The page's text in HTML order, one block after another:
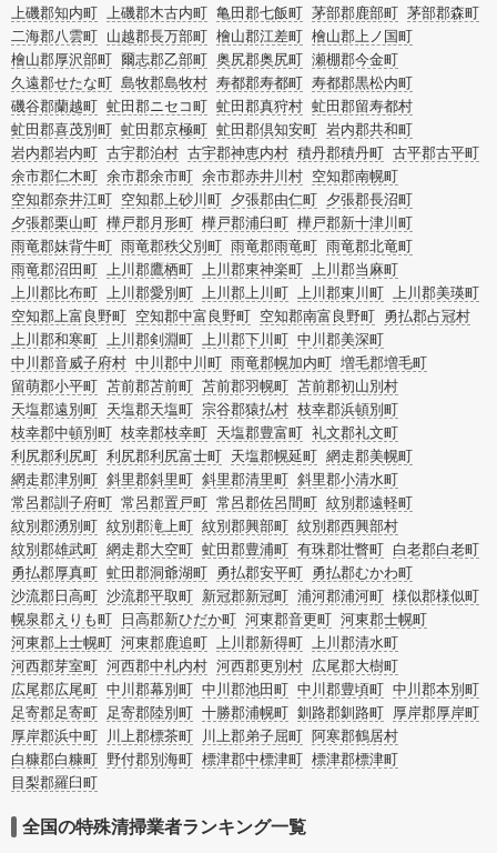
上磯郡知内町 上磯郡木古内町 亀田郡七飯町 茅部郡鹿部町 茅部郡森町
二海郡八雲町 山越郡長万部町 檜山郡江差町 檜山郡上ノ国町
檜山郡厚沢部町 爾志郡乙部町 奥尻郡奥尻町 瀬棚郡今金町
久遠郡せたな町 島牧郡島牧村 寿都郡寿都町 寿都郡黒松内町
磯谷郡蘭越町 虻田郡ニセコ町 虻田郡真狩村 虻田郡留寿都村
虻田郡喜茂別町 虻田郡京極町 虻田郡倶知安町 岩内郡共和町
岩内郡岩内町 古宇郡泊村 古宇郡神恵内村 積丹郡積丹町 古平郡古平町
余市郡仁木町 余市郡余市町 余市郡赤井川村 空知郡南幌町
空知郡奈井江町 空知郡上砂川町 夕張郡由仁町 夕張郡長沼町
夕張郡栗山町 樺戸郡月形町 樺戸郡浦臼町 樺戸郡新十津川町
雨竜郡妹背牛町 雨竜郡秩父別町 雨竜郡雨竜町 雨竜郡北竜町
雨竜郡沼田町 上川郡鷹栖町 上川郡東神楽町 上川郡当麻町
上川郡比布町 上川郡愛別町 上川郡上川町 上川郡東川町 上川郡美瑛町
空知郡上富良野町 空知郡中富良野町 空知郡南富良野町 勇払郡占冠村
上川郡和寒町 上川郡剣淵町 上川郡下川町 中川郡美深町
中川郡音威子府村 中川郡中川町 雨竜郡幌加内町 増毛郡増毛町
留萌郡小平町 苫前郡苫前町 苫前郡羽幌町 苫前郡初山別村
天塩郡遠別町 天塩郡天塩町 宗谷郡猿払村 枝幸郡浜頓別町
枝幸郡中頓別町 枝幸郡枝幸町 天塩郡豊富町 礼文郡礼文町
利尻郡利尻町 利尻郡利尻富士町 天塩郡幌延町 網走郡美幌町
網走郡津別町 斜里郡斜里町 斜里郡清里町 斜里郡小清水町
常呂郡訓子府町 常呂郡置戸町 常呂郡佐呂間町 紋別郡遠軽町
紋別郡湧別町 紋別郡滝上町 紋別郡興部町 紋別郡西興部村
紋別郡雄武町 網走郡大空町 虻田郡豊浦町 有珠郡壮瞥町 白老郡白老町
勇払郡厚真町 虻田郡洞爺湖町 勇払郡安平町 勇払郡むかわ町
沙流郡日高町 沙流郡平取町 新冠郡新冠町 浦河郡浦河町 様似郡様似町
幌泉郡えりも町
日高郡新ひだか町 河東郡音更町 河東郡士幌町
河東郡上士幌町 河東郡鹿追町 上川郡新得町 上川郡清水町
河西郡芽室町 河西郡中札内村 河西郡更別村 広尾郡大樹町
広尾郡広尾町 中川郡幕別町 中川郡池田町 中川郡豊頃町 中川郡本別町
足寄郡足寄町 足寄郡陸別町 十勝郡浦幌町 釧路郡釧路町 厚岸郡厚岸町
厚岸郡浜中町
川上郡標茶町 川上郡弟子屈町 阿寒郡鶴居村
白糠郡白糠町 野付郡別海町 標津郡中標津町 標津郡標津町
目梨郡羅臼町
全国の特殊清掃業者ランキング一覧